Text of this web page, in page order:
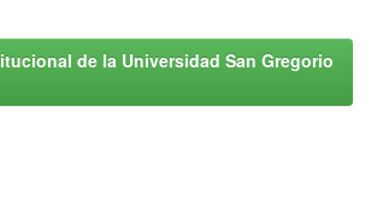
de la Universidad San Gregorio